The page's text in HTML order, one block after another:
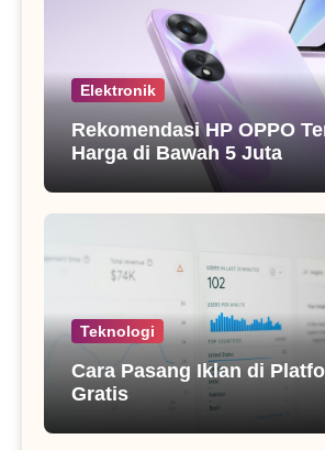
Elektronik
Rekomendasi HP OPPO
Harga di Bawah 5 Juta
Teknologi
Cara Pasang Iklan di
Gratis